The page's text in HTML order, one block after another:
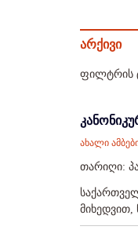
არქივი
ფილტრის
ახალი
თარიღი: